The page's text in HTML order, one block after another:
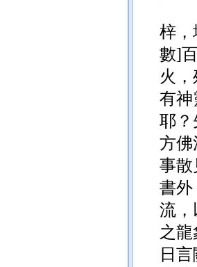
梓，
數]
火，
有神
耶？
方佛
事散
書外
流，
之
日